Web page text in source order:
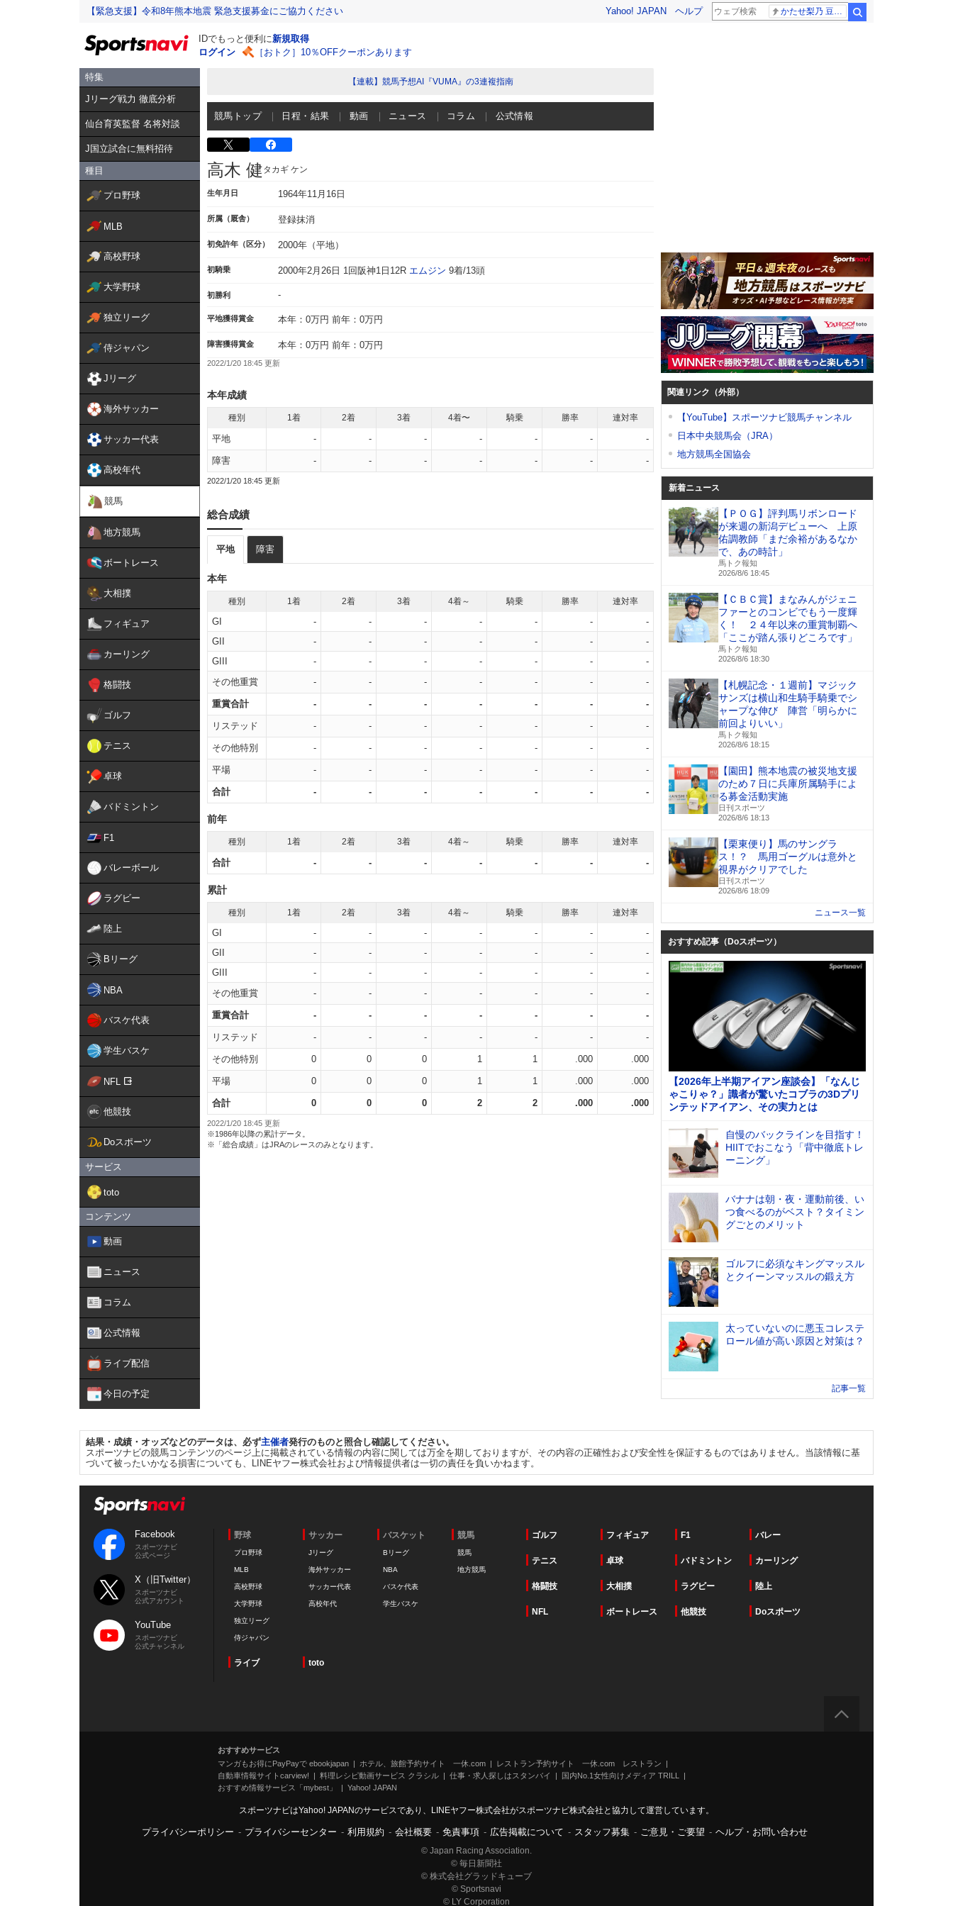
【緊急支援】令和8年熊本地震 緊急支援募金にご協力ください Yahoo! JAPAN ヘルプ
IDでもっと便利に新規取得
ログイン
［おトク］10％OFFクーポンあります
特集
Jリーグ戦力 徹底分析
仙台育英監督 名将対談
J国立試合に無料招待
種目
プロ野球
MLB
高校野球
大学野球
独立リーグ
侍ジャパン
Jリーグ
海外サッカー
サッカー代表
高校年代
競馬
地方競馬
ボートレース
大相撲
フィギュア
カーリング
格闘技
ゴルフ
テニス
卓球
バドミントン
F1
バレーボール
ラグビー
陸上
Bリーグ
NBA
バスケ代表
学生バスケ
NFL
他競技
Doスポーツ
サービス
toto
コンテンツ
動画
ニュース
コラム
公式情報
ライブ配信
今日の予定
【連載】競馬予想AI『VUMA』の3連複指南
競馬トップ 日程・結果 動画 ニュース コラム 公式情報
高木 健タカギ ケン
生年月日 1964年11月16日
所属（厩舎） 登録抹消
初免許年（区分） 2000年（平地）
初騎乗 2000年2月26日 1回阪神1日12R エムジン 9着/13頭
初勝利 -
平地獲得賞金 本年：0万円 前年：0万円
障害獲得賞金 本年：0万円 前年：0万円
2022/1/20 18:45 更新
本年成績
種別 1着 2着 3着 4着〜 騎乗 勝率 連対率
平地 - - - - - - -
障害 - - - - - - -
2022/1/20 18:45 更新
総合成績
平地 障害
本年
種別 1着 2着 3着 4着～ 騎乗 勝率 連対率
GI - - - - - -
-
GII
- - - - - -
-
GIII
- - - - - -
-
その他重賞
- - - - - - -
重賞合計 - - - - - - -
リステッド - - - - - - -
その他特別 - - - - - - -
平場 - - - - - - -
合計 - - - - - - -
前年
種別 1着 2着 3着 4着～ 騎乗 勝率 連対率
合計 - - - - - - -
累計
種別 1着 2着 3着 4着～ 騎乗 勝率 連対率
GI - - - - - -
-
GII
- - - - - -
-
GIII
- - - - - -
-
その他重賞
- - - - - - -
重賞合計 - - - - - - -
リステッド - - - - - - -
その他特別 0 0 0 1 1 .000 .000
平場 0 0 0 1 1 .000 .000
合計 0 0 0 2 2 .000 .000
2022/1/20 18:45 更新
※1986年以降の累計データ。
※「総合成績」はJRAのレースのみとなります。
関連リンク（外部）
【YouTube】スポーツナビ競馬チャンネル
日本中央競馬会（JRA）
地方競馬全国協会
新着ニュース
【ＰＯＧ】評判馬リボンロード
が来週の新潟デビューへ 上原
佑調教師「まだ余裕があるなか
で、あの時計」
馬トク報知
2026/8/6 18:45
【ＣＢＣ賞】まなみんがジェニ
ファーとのコンビでもう一度輝
く！ ２４年以来の重賞制覇へ
「ここが踏ん張りどころです」
馬トク報知
2026/8/6 18:30
【札幌記念・１週前】マジック
サンズは横山和生騎手騎乗でシ
ャープな伸び 陣営「明らかに
前回よりいい」
馬トク報知
2026/8/6 18:15
【園田】熊本地震の被災地支援
のため７日に兵庫所属騎手によ
る募金活動実施
日刊スポーツ
2026/8/6 18:13
【栗東便り】馬のサングラ
ス！？ 馬用ゴーグルは意外と
視界がクリアでした
日刊スポーツ
2026/8/6 18:09
ニュース一覧
おすすめ記事（Doスポーツ）
【2026年上半期アイアン座談会】「なんじ
ゃこりゃ？」識者が驚いたコブラの3Dプリ
ンテッドアイアン、その実力とは
自慢のバックラインを目指す！
HIITでおこなう「背中徹底トレ
ーニング」
バナナは朝・夜・運動前後、い
つ食べるのがベスト？タイミン
グごとのメリット
ゴルフに必須なキングマッスル
とクイーンマッスルの鍛え方
太っていないのに悪玉コレステ
ロール値が高い原因と対策は？
記事一覧
結果・成績・オッズなどのデータは、必ず主催者発行のものと照合し確認してください。
スポーツナビの競馬コンテンツのページ上に掲載されている情報の内容に関しては万全を期しておりますが、その内容の正確性および安全性を保証するものではありません。当該情報に基
づいて被ったいかなる損害についても、LINEヤフー株式会社および情報提供者は一切の責任を負いかねます。
Facebook
スポーツナビ
公式ページ
X（旧Twitter）
スポーツナビ
公式アカウント
YouTube
スポーツナビ
公式チャンネル
野球
プロ野球
MLB
高校野球
大学野球
独立リーグ
侍ジャパン
サッカー
Jリーグ
海外サッカー
サッカー代表
高校年代
バスケット
Bリーグ
NBA
バスケ代表
学生バスケ
競馬
競馬
地方競馬
ゴルフ フィギュア F1 バレー
テニス 卓球 バドミントン カーリング
格闘技 大相撲 ラグビー 陸上
NFL ボートレース 他競技 Doスポーツ
ライブ toto
おすすめサービス
マンガもお得にPayPayで ebookjapan
ホテル、旅館予約サイト 一休.com
レストラン予約サイト 一休.com レストラン
自動車情報サイトcarview!
料理レシピ動画サービス クラシル 仕事・求人探しはスタンバイ
国内No.1女性向けメディア TRILL
おすすめ情報サービス「mybest」
Yahoo! JAPAN
スポーツナビはYahoo! JAPANのサービスであり、LINEヤフー株式会社がスポーツナビ株式会社と協力して運営しています。
プライバシーポリシー - プライバシーセンター - 利用規約 - 会社概要 - 免責事項 - 広告掲載について - スタッフ募集 - ご意見・ご要望 - ヘルプ・お問い合わせ
© Japan Racing Association.
© 毎日新聞社
© 株式会社グラッドキューブ
© Sportsnavi
© LY Corporation